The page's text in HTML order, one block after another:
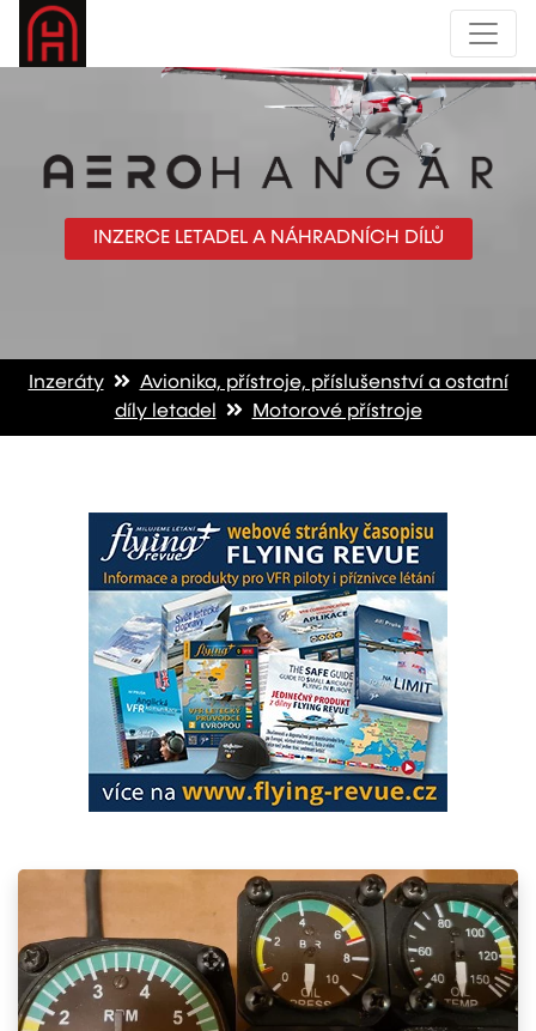
INZERCE LETADEL A NÁHRADNÍCH DÍLŮ
Inzeráty
Avionika, přístroje, příslušenství a ostatní
díly letadel
Motorové přístroje